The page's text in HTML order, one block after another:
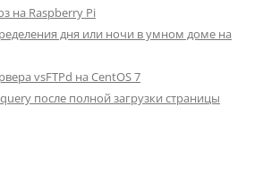
на Raspberry Pi
дня или ночи в умном доме на
vsFTPd на CentOS 7
после полной загрузки страницы